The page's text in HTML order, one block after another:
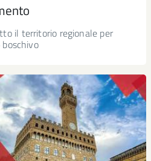
il territorio regionale per